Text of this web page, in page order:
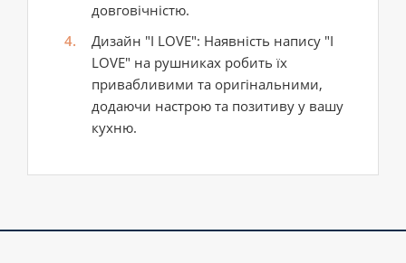
довговічністю.
Дизайн "I LOVE": Наявність напису "I
LOVE" на рушниках робить їх
привабливими та оригінальними,
додаючи настрою та позитиву у вашу
кухню.